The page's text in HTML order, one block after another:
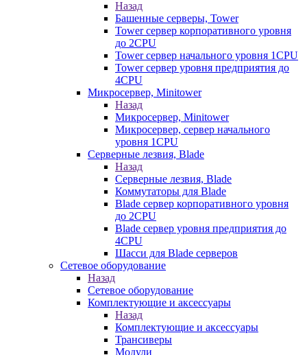
Назад
Башенные серверы, Tower
Tower сервер корпоративного уровня
до 2CPU
Tower сервер начального уровня 1CPU
Tower сервер уровня предприятия до
4CPU
Микросервер, Minitower
Назад
Микросервер, Minitower
Микросервер, сервер начального
уровня 1CPU
Серверные лезвия, Blade
Назад
Серверные лезвия, Blade
Коммутаторы для Blade
Blade сервер корпоративного уровня
до 2CPU
Blade сервер уровня предприятия до
4CPU
Шасси для Blade серверов
Сетевое оборудование
Назад
Сетевое оборудование
Комплектующие и аксессуары
Назад
Комплектующие и аксессуары
Трансиверы
Модули